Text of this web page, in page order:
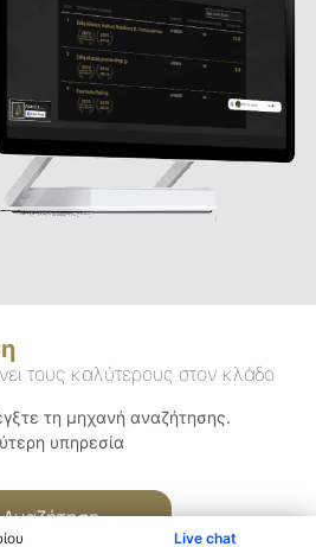
Live chat
τους καλύτερους στον κλάδο
τη μηχανή αναζήτησης.
υπηρεσία
Αναζήτηση